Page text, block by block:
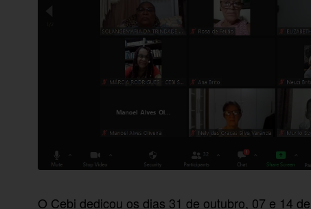
O Cebi dedicou os dias 31 de outubro, 07 e 14